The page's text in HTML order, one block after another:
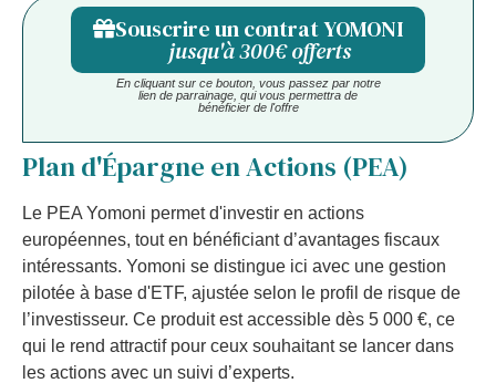
Souscrire un contrat YOMONI
jusqu'à 300€ offerts
En cliquant sur ce bouton, vous passez par notre
lien de parrainage, qui vous permettra de
bénéficier de l'offre
Plan d'Épargne en Actions (PEA)
Le PEA Yomoni permet d'investir en actions
européennes, tout en bénéficiant d’avantages fiscaux
intéressants. Yomoni se distingue ici avec une gestion
pilotée à base d'ETF, ajustée selon le profil de risque de
l’investisseur. Ce produit est accessible dès 5 000 €, ce
qui le rend attractif pour ceux souhaitant se lancer dans
les actions avec un suivi d’experts.